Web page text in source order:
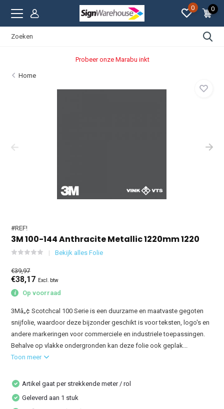
0 0
Probeer onze Marabu inkt
Home
#REF!
3M 100-144 Anthracite Metallic 1220mm 1220
Bekijk alles Folie
€39,97
€38,17 Excl. btw
Op voorraad
3Mâ„¢ Scotchcal 100 Serie is een duurzame en maatvaste gegoten
snijfolie, waardoor deze bijzonder geschikt is voor teksten, logo's en
andere markeringen voor commerciele en industriele toepassingen.
Behalve op vlakke ondergronden kan deze folie ook geplak...
Toon meer
Artikel gaat per strekkende meter / rol
Geleverd aan 1 stuk